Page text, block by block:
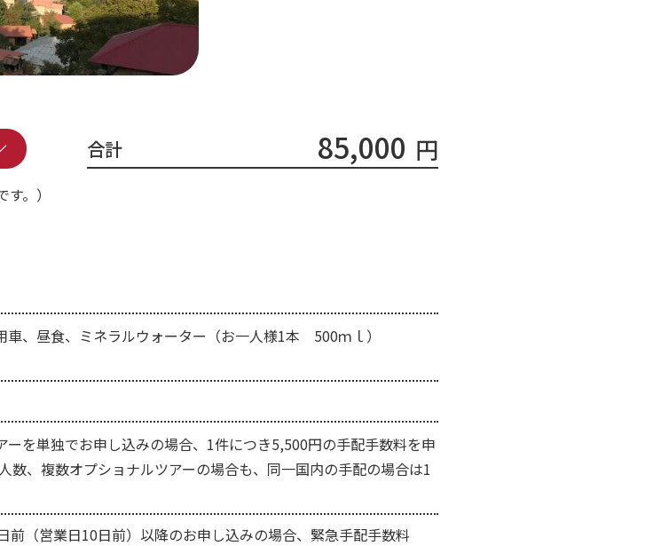
合計 85,000 円
。）
車、昼食、ミネラルウォーター（お一人様1本 500ｍｌ）
を単独でお申し込みの場合、1件につき5,500円の手配手数料を申
数、複数オプショナルツアーの場合も、同一国内の手配の場合は1
前（営業日10日前）以降のお申し込みの場合、緊急手配手数料